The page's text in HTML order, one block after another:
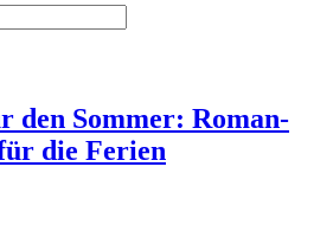
den Sommer: Roman-
die Ferien